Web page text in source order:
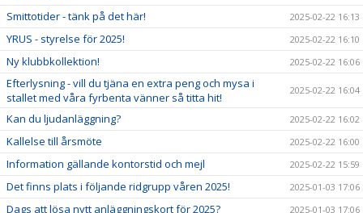
Smittotider - tänk på det här! 2025-02-22 16:13
YRUS - styrelse för 2025! 2025-02-22 16:10
Ny klubbkollektion! 2025-02-22 16:06
Efterlysning - vill du tjäna en extra peng och mysa i
stallet med våra fyrbenta vänner så titta hit!
2025-02-22 16:04
Kan du ljudanläggning? 2025-02-22 16:02
Kallelse till årsmöte 2025-02-22 16:00
Information gällande kontorstid och mejl 2025-02-22 15:59
Det finns plats i följande ridgrupp våren 2025! 2025-01-03 17:06
Dags att lösa nytt anläggningskort för 2025? 2025-01-03 17:06